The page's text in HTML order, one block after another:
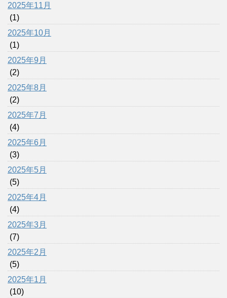
2025年11月
(1)
2025年10月
(1)
2025年9月
(2)
2025年8月
(2)
2025年7月
(4)
2025年6月
(3)
2025年5月
(5)
2025年4月
(4)
2025年3月
(7)
2025年2月
(5)
2025年1月
(10)